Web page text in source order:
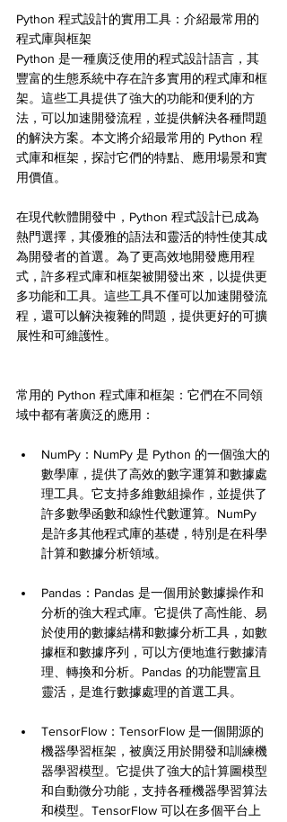
Python 程式設計的實用工具：介紹最常用的
程式庫與框架
Python 是一種廣泛使用的程式設計語言，其
豐富的生態系統中存在許多實用的程式庫和框
架。這些工具提供了強大的功能和便利的方
法，可以加速開發流程，並提供解決各種問題
的解決方案。本文將介紹最常用的 Python 程
式庫和框架，探討它們的特點、應用場景和實
用價值。
在現代軟體開發中，Python 程式設計已成為
熱門選擇，其優雅的語法和靈活的特性使其成
為開發者的首選。為了更高效地開發應用程
式，許多程式庫和框架被開發出來，以提供更
多功能和工具。這些工具不僅可以加速開發流
程，還可以解決複雜的問題，提供更好的可擴
展性和可維護性。
常用的 Python 程式庫和框架：它們在不同領
域中都有著廣泛的應用：
NumPy：NumPy 是 Python 的一個強大的
數學庫，提供了高效的數字運算和數據處
理工具。它支持多維數組操作，並提供了
許多數學函數和線性代數運算。NumPy
是許多其他程式庫的基礎，特別是在科學
計算和數據分析領域。
Pandas：Pandas 是一個用於數據操作和
分析的強大程式庫。它提供了高性能、易
於使用的數據結構和數據分析工具，如數
據框和數據序列，可以方便地進行數據清
理、轉換和分析。Pandas 的功能豐富且
靈活，是進行數據處理的首選工具。
TensorFlow：TensorFlow 是一個開源的
機器學習框架，被廣泛用於開發和訓練機
器學習模型。它提供了強大的計算圖模型
和自動微分功能，支持各種機器學習算法
和模型。TensorFlow 可以在多個平台上